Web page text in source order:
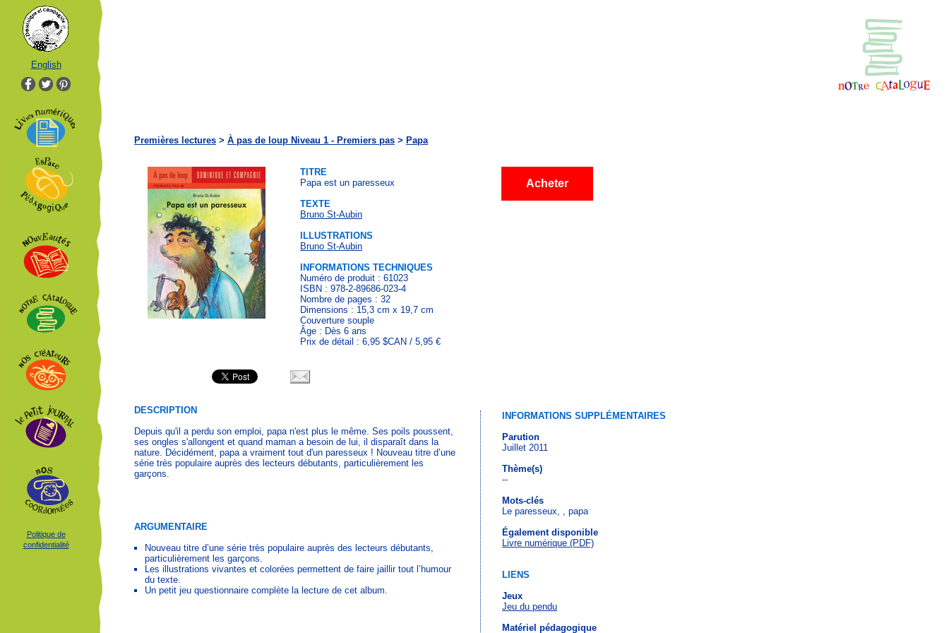
English
Politique de
confidentialité
Premières lectures > À pas de loup Niveau 1 - Premiers pas > Papa
TITRE
Papa est un paresseux
TEXTE
Bruno St-Aubin
ILLUSTRATIONS
Bruno St-Aubin
INFORMATIONS TECHNIQUES
Numéro de produit : 61023
ISBN : 978-2-89686-023-4
Nombre de pages : 32
Dimensions : 15,3 cm x 19,7 cm
Couverture souple
Âge : Dès 6 ans
Prix de détail : 6,95 $CAN / 5,95 €
Acheter
DESCRIPTION
Depuis qu'il a perdu son emploi, papa n'est plus le même. Ses poils poussent,
ses ongles s'allongent et quand maman a besoin de lui, il disparaît dans la
nature. Décidément, papa a vraiment tout d'un paresseux ! Nouveau titre d’une
série très populaire auprès des lecteurs débutants, particulièrement les
garçons.
ARGUMENTAIRE
Nouveau titre d’une série très populaire auprès des lecteurs débutants,
particulièrement les garçons.
Les illustrations vivantes et colorées permettent de faire jaillir tout l’humour
du texte.
Un petit jeu questionnaire complète la lecture de cet album.
INFORMATIONS SUPPLÉMENTAIRES
Parution
Juillet 2011
Thème(s)
--
Mots-clés
Le paresseux, , papa
Également disponible
Livre numérique (PDF)
LIENS
Jeux
Jeu du pendu
Matériel pédagogique